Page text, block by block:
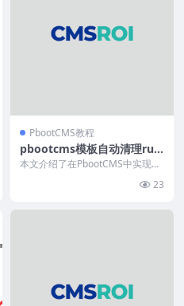
PbootCMS教程
pbootcms模板自动清理run
time缓存
本文介绍了在PbootCMS中实现自
23